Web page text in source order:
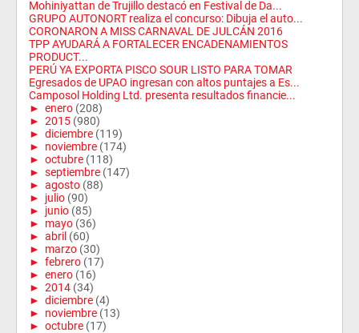
Mohiniyattan de Trujillo destacó en Festival de Da...
GRUPO AUTONORT realiza el concurso: Dibuja el auto...
CORONARON A MISS CARNAVAL DE JULCÁN 2016
TPP AYUDARÁ A FORTALECER ENCADENAMIENTOS
PRODUCT...
PERÚ YA EXPORTA PISCO SOUR LISTO PARA TOMAR
Egresados de UPAO ingresan con altos puntajes a Es...
Camposol Holding Ltd. presenta resultados financie...
► enero (208)
► 2015 (980)
► diciembre (119)
► noviembre (174)
► octubre (118)
► septiembre (147)
► agosto (88)
► julio (90)
► junio (85)
► mayo (36)
► abril (60)
► marzo (30)
► febrero (17)
► enero (16)
► 2014 (34)
► diciembre (4)
► noviembre (13)
► octubre (17)